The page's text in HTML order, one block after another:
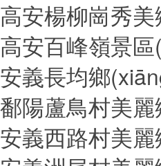
高安楊柳崗秀
高安百峰嶺景
安義長均鄉
鄱陽蘆鳥村美
安義西路村美